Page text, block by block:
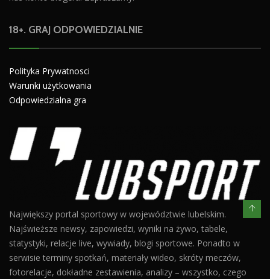
18+. GRAJ ODPOWIEDZIALNIE
Polityka Prywatnosci
Warunki użytkowania
Odpowiedzialna gra
Największy portal sportowy w województwie lubelskim.
Najświeższe newsy, zapowiedzi, wyniki na żywo, tabele,
statystyki, relacje live, wywiady, blogi sportowe. Ponadto w
serwisie terminy spotkań, materiały wideo, skróty meczów,
fotorelacje, dokładne zestawienia, analizy – wszystko, czego